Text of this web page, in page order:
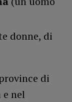
donne, di
di
e nel